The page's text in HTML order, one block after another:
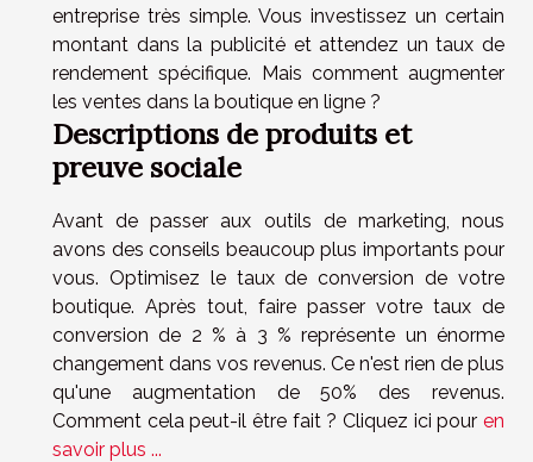
entreprise très simple. Vous investissez un certain
montant dans la publicité et attendez un taux de
rendement spécifique. Mais comment augmenter
les ventes dans la boutique en ligne ?
Descriptions de produits et
preuve sociale
Avant de passer aux outils de marketing, nous
avons des conseils beaucoup plus importants pour
vous. Optimisez le taux de conversion de votre
boutique. Après tout, faire passer votre taux de
conversion de 2 % à 3 % représente un énorme
changement dans vos revenus. Ce n'est rien de plus
qu'une augmentation de 50% des revenus.
Comment cela peut-il être fait ? Cliquez ici pour en
savoir plus ...